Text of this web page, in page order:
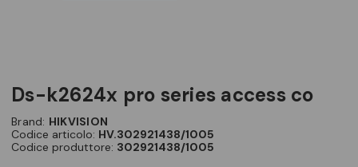
ds-k2624x pro series access co
Brand: HIKVISION
Codice articolo: HV.302921438/1005
Codice produttore: 302921438/1005